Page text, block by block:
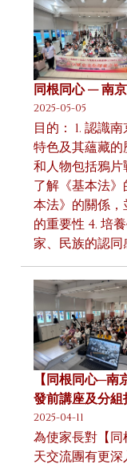
同根同心 — 南
2025-05-05
目的： 1. 認識
特色及其蘊藏的
和人物包括鴉
了解《基本法
本法》的關係
的重要性 4. 培
家、民族的認同
【同根同心─
發前講座及分組
2025-04-11
為使家長對【
天交流團有更深